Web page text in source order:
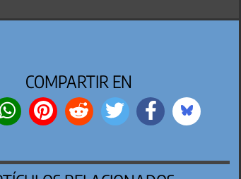
COMPARTIR EN